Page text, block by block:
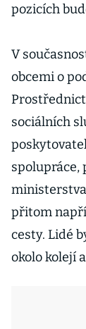
pozicích
V
obcemi o
sociálních
spolupráce,
přitom
cesty. Lidé
okolo kolejí